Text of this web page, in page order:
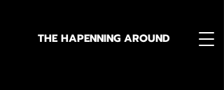
THE HAPENNING AROUND